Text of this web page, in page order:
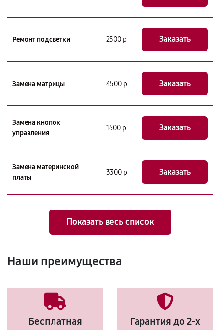
Ремонт подсветки 2500 р Заказать
Замена матрицы 4500 р Заказать
Замена кнопок
управления
1600 р Заказать
Замена материнской
платы
3300 р Заказать
Показать весь список
Наши преимущества
Бесплатная
Гарантия до 2-х